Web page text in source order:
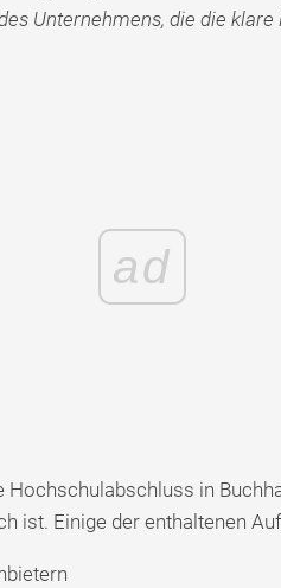
Unternehmens, die die klare
ad
in
ist. Einige der enthaltenen